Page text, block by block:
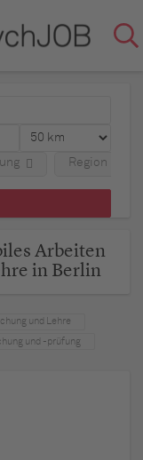
Region
Arbeiten
in Berlin
und Lehre
und -prüfung